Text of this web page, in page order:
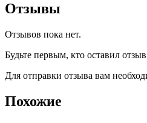
Отзывы
Отзывов пока нет.
Будьте первым, кто оставил
Для отправки отзыва вам
Похожие